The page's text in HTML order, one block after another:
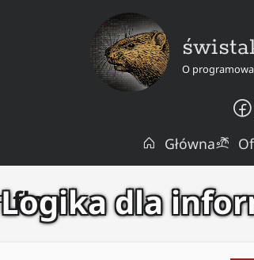
O
Główna
flagi
Logika dla